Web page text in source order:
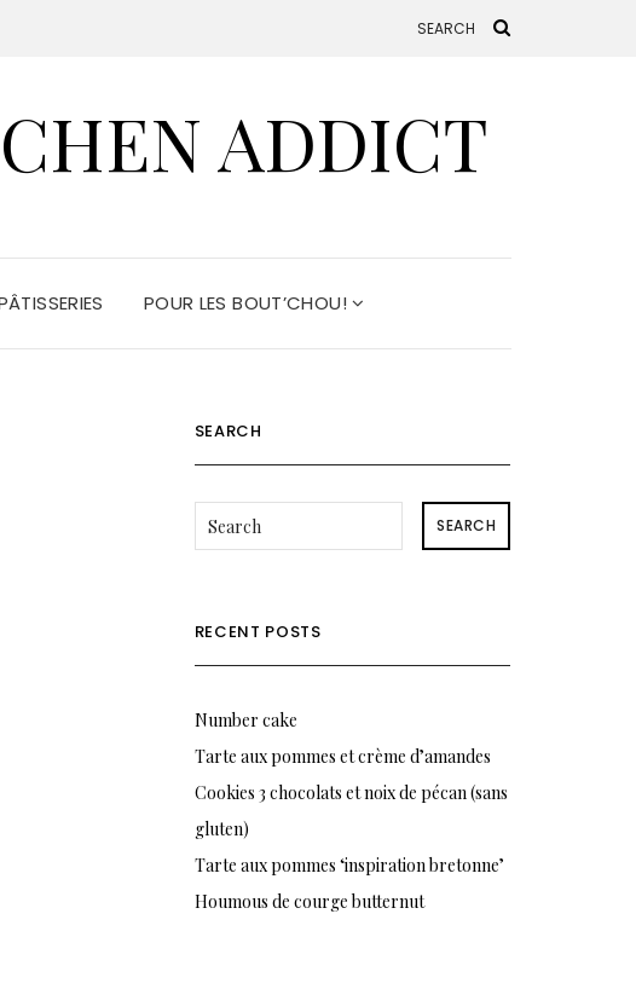
ADDICT
POUR LES BOUT’CHOU!
SEARCH
SEARCH
RECENT POSTS
Number cake
Tarte aux pommes et crème d’amandes
Cookies 3 chocolats et noix de pécan (sans
gluten)
Tarte aux pommes ‘inspiration bretonne’
Houmous de courge butternut